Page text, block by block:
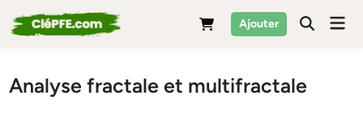
to
Ajouter
Analyse fractale et multifractale